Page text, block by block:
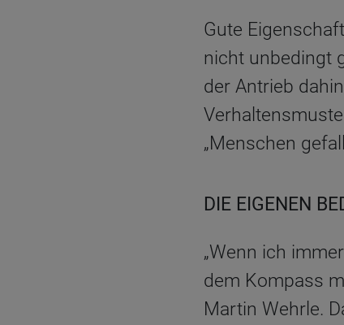
Gute
nicht unbedingt
der Antrieb
„Menschen
DIE EIGENEN
„Wenn ich
dem Kompass
Martin Wehrle.